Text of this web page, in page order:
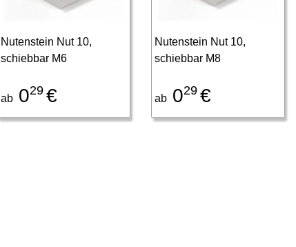
Nutenstein Nut 10,
schiebbar M6
ab029 €
Nutenstein Nut 10,
schiebbar M8
ab 029 €